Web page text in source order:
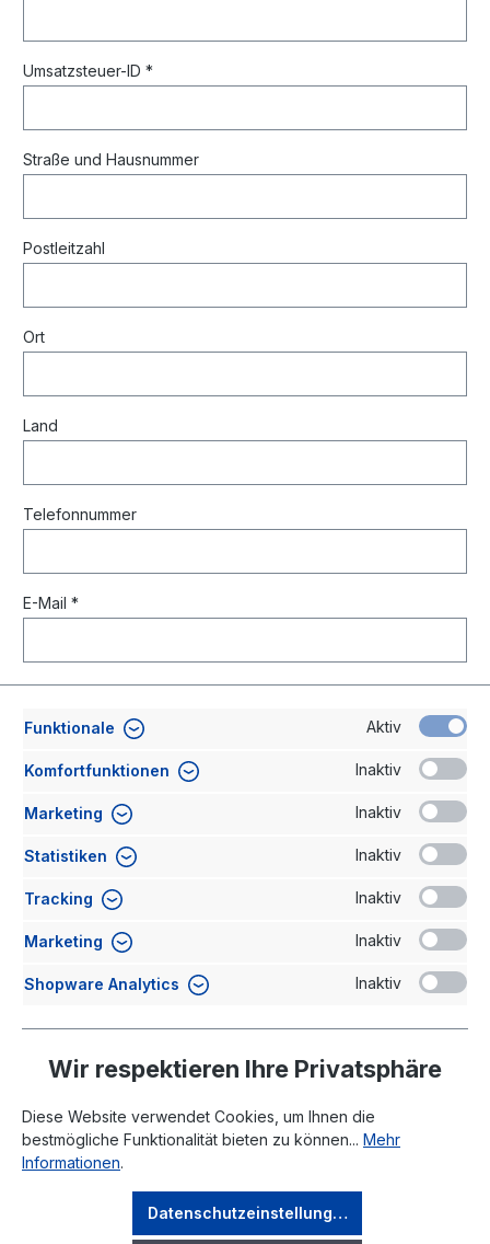
Umsatzsteuer-ID *
Straße und Hausnummer
Postleitzahl
Ort
Land
Telefonnummer
E-Mail *
Lieferanschrift (falls abweichend)
Kommentar
der Verarbeitung meiner Daten zu.
Rechtliches
Funktionale Aktiv
Komfortfunktionen Inaktiv
Marketing Inaktiv
Statistiken Inaktiv
Tracking Inaktiv
Marketing Inaktiv
Shopware Analytics Inaktiv
Wir respektieren Ihre Privatsphäre
Diese Website verwendet Cookies, um Ihnen die
bestmögliche Funktionalität bieten zu können... Mehr
Informationen.
Datenschutzeinstellungen